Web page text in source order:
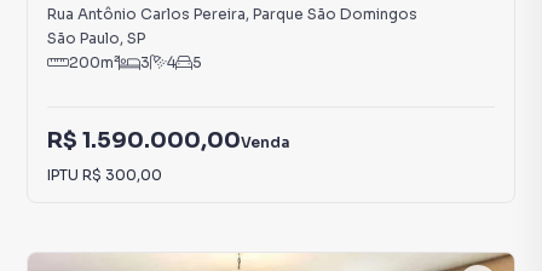
Rua Antônio Carlos Pereira, Parque São Domingos
São Paulo, SP
200m² 3 4 5
R$ 1.590.000,00Venda
IPTU R$ 300,00